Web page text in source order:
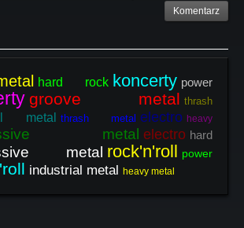
Komentarz
hard rock koncerty power
groove metal thrash
metal thrash metal electro heavy
metal electro hard
metal rock'n'roll power
industrial metal heavy metal